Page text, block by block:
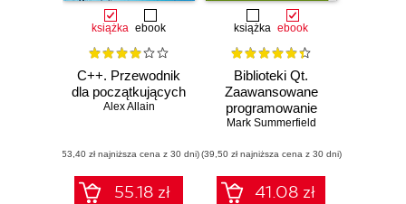
książka ebook
C++. Przewodnik
dla początkujących
Alex Allain
(53,40 zł najniższa cena z 30 dni)
55.18 zł
książka ebook
Biblioteki Qt.
Zaawansowane
programowanie
przy użyciu C++
Mark Summerfield
(39,50 zł najniższa cena z 30 dni)
41.08 zł